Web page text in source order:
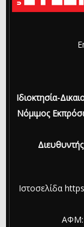
Ιδιοκτησία-
Νόμιμος
Ιστοσελίδα
ΑΦΜ: